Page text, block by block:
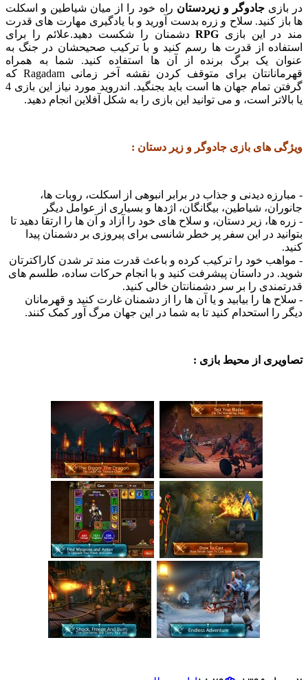
جادوگر و زیردستانراه خود را از میان شیاطین و اسکلت
کنید. سلاح و زره بدست آورید و با یادگیری مهارت های قدرت
این بازی
RPGدشمنان را شکست دهید.علائم را برای
از قدرت ها رسم کنید و با ترکیب صحیحشان در جنگ به
یک برگ برنده از آن ها استفاده کنید. شما به همراه
قهرمانانتان برای متوقف کردن نقشه آخر زمانی Ragadam که
گرفتن تمام جهان ها است باید بجنگید. اندروید مورد نیاز این بازی 4
است، و می توانید این بازی را به شکل آفلاین انجام دهید.
های بازی جادوگر و زیر دستان :
دیدنی و جذاب در برابر انبوهی از اسکلت،روبات ها،
شیاطین، بیگانگان، اژدها و بسیاری از عوامل دیگر
زیر دستان، و سلاح های خود را آزاد و آن ها را ارتقا دهید تا
در این سفر پر خطر شانسی برای پیروزی بر دشمنان پیدا
خود را ترکیب کرده و باعث قدرت مند تر شدن کاراکترتان
داستان پیشرفت کنید و با انجام حرکات ساده، طلسم های
را بر سر دشمنانتان خالی کنید.
را بیابید و یا آن ها را از دشمنان غارت کنید و قهرمانان
استحدام کنید تا به شما در این جهان مرگ آور کمک کنند.
از محیط بازی :